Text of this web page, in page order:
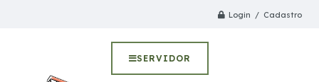
Login / Cadastro
SERVIDOR